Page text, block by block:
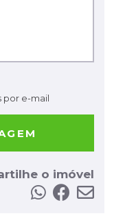
por e-mail
o imóvel